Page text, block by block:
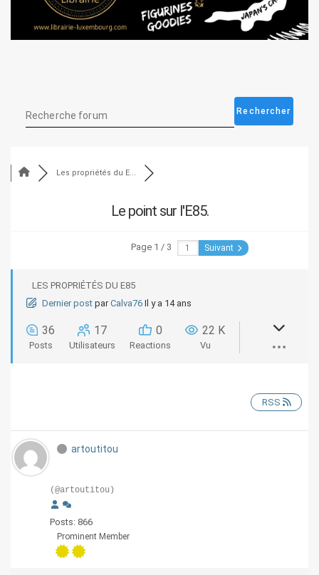
Les propriétés du E...
Le point sur l'E85.
Page 1 / 3 Suivant
LES PROPRIÉTÉS DU E85
Dernier post par Calva76 Il y a 14 ans
36
Posts
17
Utilisateurs
0
Reactions
22 K
Vu
RSS
artoutitou
(@artoutitou)
Posts: 866
Prominent Member